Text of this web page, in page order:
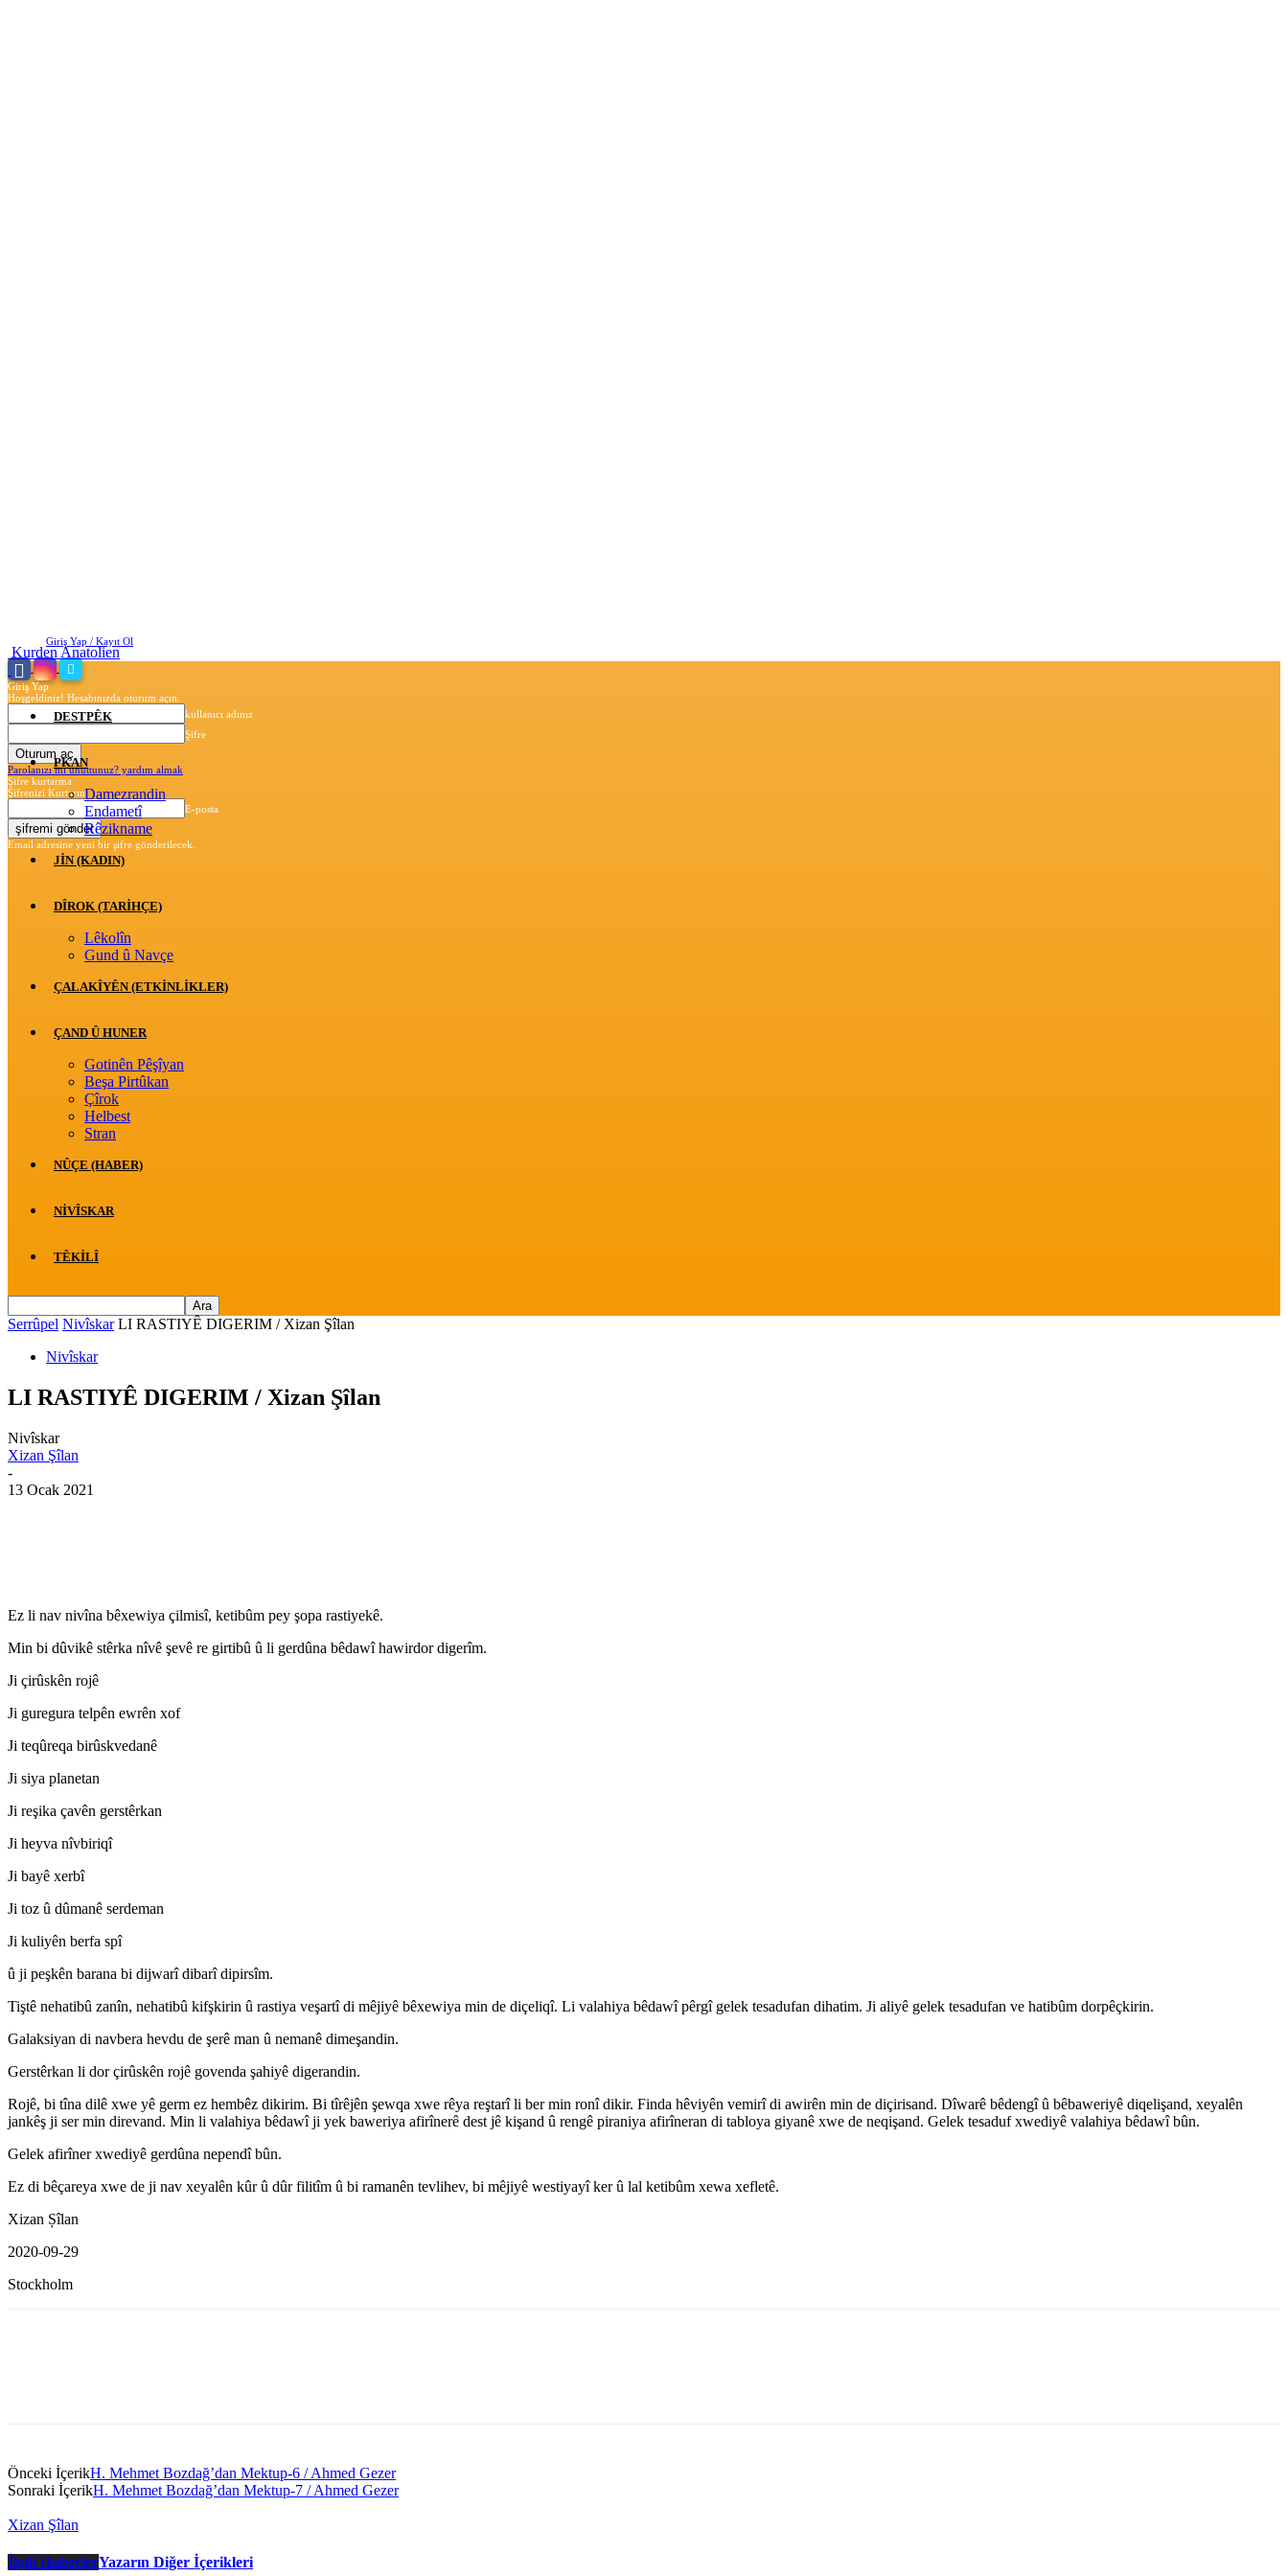
Giriş Yap / Kayıt Ol
Giriş Yap
Hoşgeldiniz! Hesabınızda oturum açın.
kullanıcı adınız
Şifre
Parolanızı mı unuttunuz? yardım almak
Şifre kurtarma
Şifrenizi Kurtarın
E-posta
Email adresine yeni bir şifre gönderilecek.
Kurden Anatolien
DESTPÊK
PKAN
Damezrandin
Endametî
Rêzikname
JİN (KADIN)
DÎROK (TARİHÇE)
Lêkolîn
Gund û Navçe
ÇALAKÎYÊN (ETKINLIKLER)
ÇAND Û HUNER
Gotinên Pêşîyan
Beşa Pirtûkan
Çîrok
Helbest
Stran
NÛÇE (HABER)
NIVÎSKAR
TÊKILÎ
Serrûpel Nivîskar LI RASTIYÊ DIGERIM / Xizan Şîlan
Nivîskar
LI RASTIYÊ DIGERIM / Xizan Şîlan
Nivîskar
Xizan Şîlan
-
13 Ocak 2021
Ez li nav nivîna bêxewiya çilmisî, ketibûm pey şopa rastiyekê.
Min bi dûvikê stêrka nîvê şevê re girtibû û li gerdûna bêdawî hawirdor digerîm.
Ji çirûskên rojê
Ji guregura telpên ewrên xof
Ji teqûreqa birûskvedanê
Ji siya planetan
Ji reşika çavên gerstêrkan
Ji heyva nîvbiriqî
Ji bayê xerbî
Ji toz û dûmanê serdeman
Ji kuliyên berfa spî
û ji peşkên barana bi dijwarî dibarî dipirsîm.
Tiştê nehatibû zanîn, nehatibû kifşkirin û rastiya veşartî di mêjiyê bêxewiya min de diçeliqî. Li valahiya bêdawî pêrgî gelek tesadufan dihatim. Ji aliyê gelek tesadufan ve hatibûm dorpêçkirin.
Galaksiyan di navbera hevdu de şerê man û nemanê dimeşandin.
Gerstêrkan li dor çirûskên rojê govenda şahiyê digerandin.
Rojê, bi tîna dilê xwe yê germ ez hembêz dikirim. Bi tîrêjên şewqa xwe rêya reştarî li ber min ronî dikir. Finda hêviyên vemirî di awirên min de diçirisand. Dîwarê bêdengî û bêbaweriyê diqelişand, xeyalên
jankêş ji ser min direvand. Min li valahiya bêdawî ji yek baweriya afirînerê dest jê kişand û rengê piraniya afirîneran di tabloya giyanê xwe de neqişand. Gelek tesaduf xwediyê valahiya bêdawî bûn.
Gelek afirîner xwediyê gerdûna nependî bûn.
Ez di bêçareya xwe de ji nav xeyalên kûr û dûr filitîm û bi ramanên tevlihev, bi mêjiyê westiyayî ker û lal ketibûm xewa xefletê.
Xizan Șîlan
2020-09-29
Stockholm
Önceki İçerikH. Mehmet Bozdağ’dan Mektup-6 / Ahmed Gezer
Sonraki İçerikH. Mehmet Bozdağ’dan Mektup-7 / Ahmed Gezer
Xizan Şîlan
İlgili HaberlerYazarın Diğer İçerikleri